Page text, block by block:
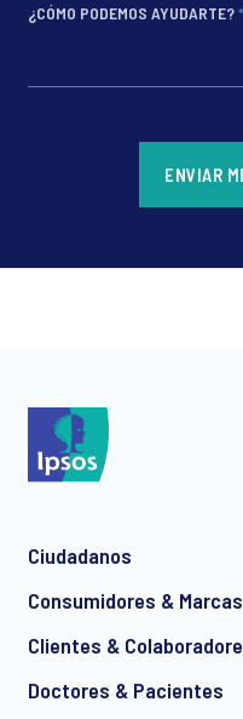
¿CÓMO PODEMOS AYUDARTE?*
*
ENVIAR
Ciudadanos
Consumidores & Marcas
Clientes &
Doctores & Pacientes